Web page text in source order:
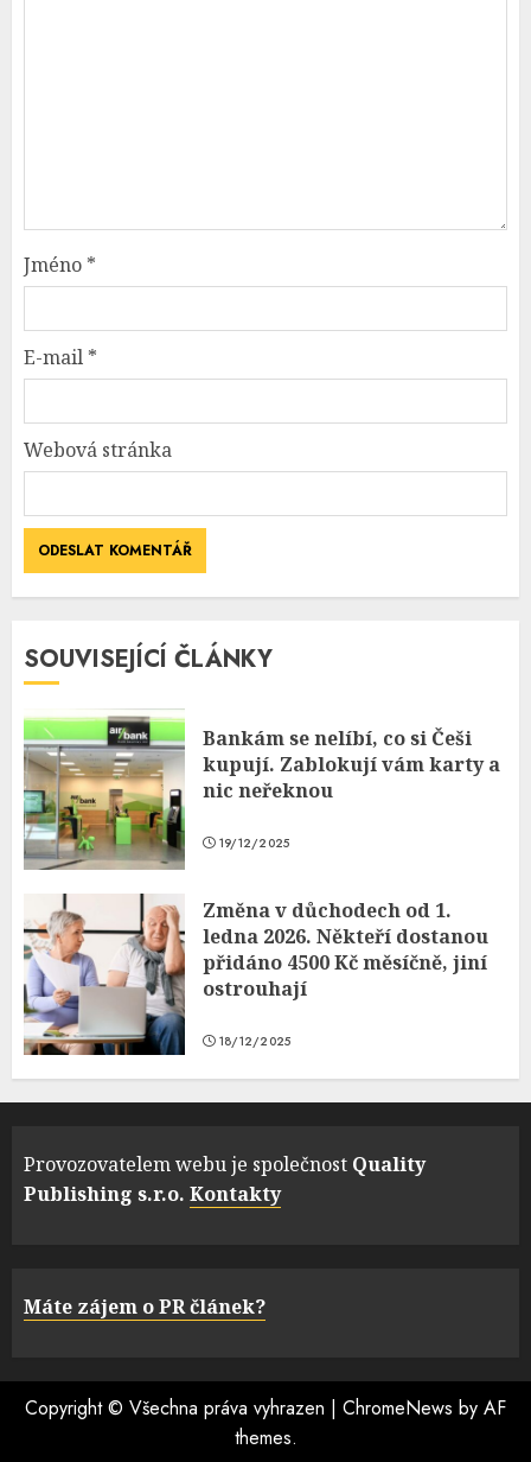
Jméno *
E-mail *
Webová stránka
SOUVISEJÍCÍ ČLÁNKY
Bankám se nelíbí, co si Češi
kupují. Zablokují vám karty a
nic neřeknou
19/12/2025
Změna v důchodech od 1.
ledna 2026. Někteří dostanou
přidáno 4500 Kč měsíčně, jiní
ostrouhají
18/12/2025
Provozovatelem webu je společnost Quality
Publishing s.r.o. Kontakty
Máte zájem o PR článek?
Copyright © Všechna práva vyhrazen | ChromeNews by AF
themes.